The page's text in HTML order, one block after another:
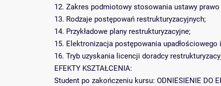
12. Zakres podmiotowy stosowania ustawy
13. Rodzaje postępowań restrukturyzacyjnych;
14. Przykładowe plany restrukturyzacyjne;
15. Elektronizacja postępowania
16. Tryb uzyskania licencji doradcy
EFEKTY KSZTAŁCENIA:
Student po zakończeniu kursu: ODNIESIENIE DO